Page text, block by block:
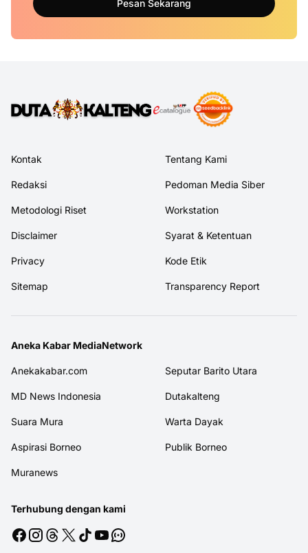
Pesan Sekarang
Kontak Tentang Kami
Redaksi Pedoman Media Siber
Metodologi Riset Workstation
Disclaimer Syarat & Ketentuan
Privacy Kode Etik
Sitemap Transparency Report
Aneka Kabar MediaNetwork
Anekakabar.com Seputar Barito Utara
MD News Indonesia Dutakalteng
Suara Mura Warta Dayak
Aspirasi Borneo Publik Borneo
Muranews
Terhubung dengan kami